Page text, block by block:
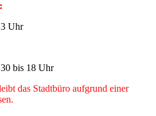
Uhr
bis 18 Uhr
das Stadtbüro aufgrund einer